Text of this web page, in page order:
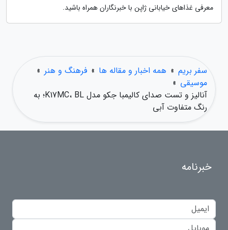
معرفی غذاهای خیابانی ژاپن با خبرنگاران همراه باشید.
سفر بریم » همه اخبار و مقاله ها » فرهنگ و هنر »
موسیقی »
آنالیز و تست صدای کالیمبا جکو مدل K17MC، BL؛ به
رنگ متفاوت آبی
خبرنامه